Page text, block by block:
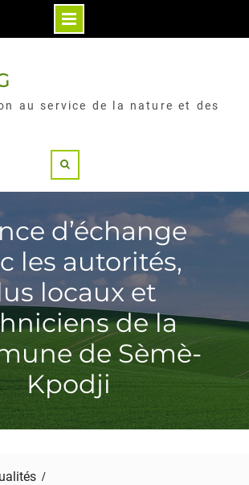
au service de la nature et des
d’échange
les autorités,
locaux et
de la
de Sèmè-
Kpodji